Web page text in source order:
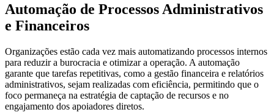
Automação de Processos Administrativos
e Financeiros
Organizações estão cada vez mais automatizando processos internos
para reduzir a burocracia e otimizar a operação. A automação
garante que tarefas repetitivas, como a gestão financeira e relatórios
administrativos, sejam realizadas com eficiência, permitindo que o
foco permaneça na estratégia de captação de recursos e no
engajamento dos apoiadores diretos.